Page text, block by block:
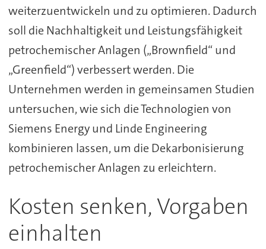
weiterzuentwickeln und zu optimieren. Dadurch
soll die Nachhaltigkeit und Leistungsfähigkeit
petrochemischer Anlagen („Brownfield“ und
„Greenfield“) verbessert werden. Die
Unternehmen werden in gemeinsamen Studien
untersuchen, wie sich die Technologien von
Siemens Energy und Linde Engineering
kombinieren lassen, um die Dekarbonisierung
petrochemischer Anlagen zu erleichtern.
Kosten senken, Vorgaben
einhalten